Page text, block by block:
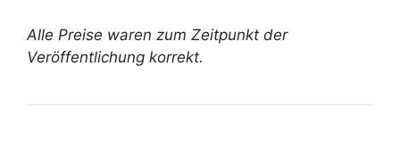
Alle Preise waren zum Zeitpunkt der
Veröffentlichung korrekt.